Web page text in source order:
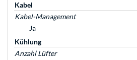
Kabel
Kabel-Management
Ja
Kühlung
Anzahl Lüfter